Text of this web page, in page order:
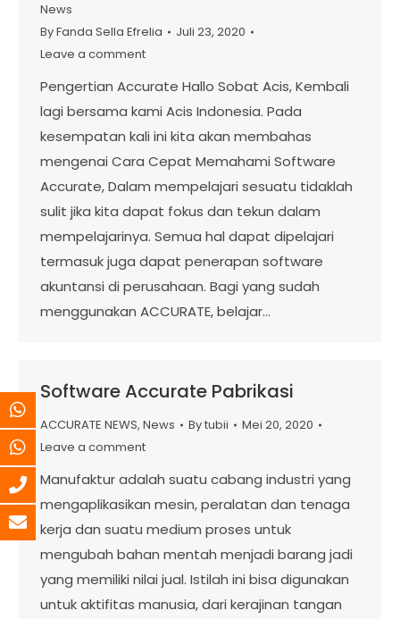
News
ByFanda Sella Efrelia
Juli 23, 2020
Leave a comment
Pengertian Accurate Hallo Sobat Acis, Kembali
lagi bersama kami Acis Indonesia. Pada
kesempatan kali ini kita akan membahas
mengenai Cara Cepat Memahami Software
Accurate, Dalam mempelajari sesuatu tidaklah
sulit jika kita dapat fokus dan tekun dalam
mempelajarinya. Semua hal dapat dipelajari
termasuk juga dapat penerapan software
akuntansi di perusahaan. Bagi yang sudah
menggunakan ACCURATE, belajar…
Software Accurate Pabrikasi
ACCURATE NEWS, News Bytubii
Mei 20, 2020
Leave a comment
Manufaktur adalah suatu cabang industri yang
mengaplikasikan mesin, peralatan dan tenaga
kerja dan suatu medium proses untuk
mengubah bahan mentah menjadi barang jadi
yang memiliki nilai jual. Istilah ini bisa digunakan
untuk aktifitas manusia, dari kerajinan tangan